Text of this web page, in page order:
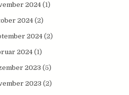
2024(1)
2024(2)
2024(2)
2024(1)
2023 (5)
2023 (2)